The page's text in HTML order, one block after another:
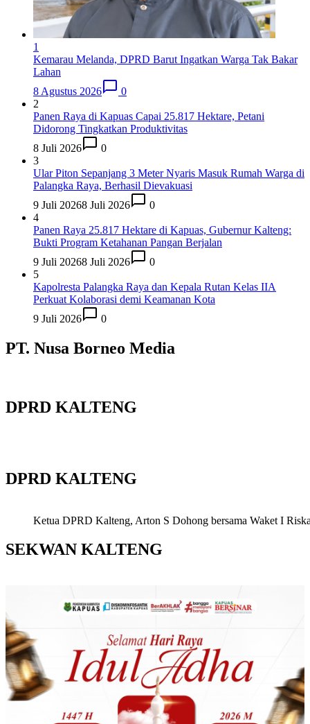
1
Kemarau Melanda, DPRD Barut Ingatkan Warga Tak Bakar
Lahan
8 Agustus 2026
0
2
Panen Raya di Kapuas Capai 25.817 Hektare, Petani
Didorong Tingkatkan Produktivitas
8 Juli 2026
0
3
Ular Piton Sepanjang 3 Meter Nyaris Masuk Rumah Warga di
Palangka Raya, Berhasil Dievakuasi
9 Juli 20268 Juli 2026
0
4
Panen Raya 25.817 Hektare di Kapuas, Gubernur Kalteng:
Bukti Program Ketahanan Pangan Berjalan
9 Juli 20268 Juli 2026
0
5
Kapolresta Palangka Raya dan Kepala Rutan Kelas IIA
Perkuat Kolaborasi demi Keamanan Kota
9 Juli 2026
0
PT. Nusa Borneo Media
DPRD KALTENG
DPRD KALTENG
Ketua DPRD Kalteng, Arton S Dohong bersama Waket I
SEKWAN KALTENG